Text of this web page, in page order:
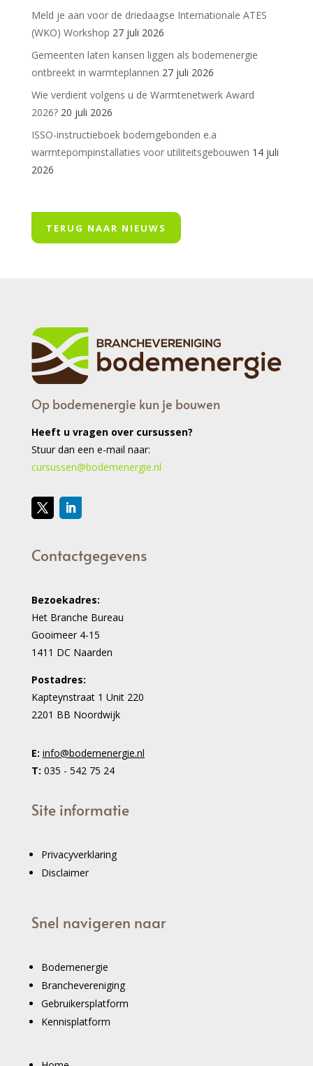
Meld je aan voor de driedaagse Internationale ATES
(WKO) Workshop 27 juli 2026
Gemeenten laten kansen liggen als bodemenergie
ontbreekt in warmteplannen 27 juli 2026
Wie verdient volgens u de Warmtenetwerk Award
2026? 20 juli 2026
ISSO-instructieboek bodemgebonden e.a
warmtepompinstallaties voor utiliteitsgebouwen 14 juli
2026
TERUG NAAR NIEUWS
Op bodemenergie kun je bouwen
Heeft u vragen over cursussen?
Stuur dan een e-mail naar:
cursussen@bodemenergie.nl
Contactgegevens
Bezoekadres:
Het Branche Bureau
Gooimeer 4-15
1411 DC Naarden
Postadres:
Kapteynstraat 1 Unit 220
2201 BB Noordwijk
E: info@bodemenergie.nl
T: 035 - 542 75 24
Site informatie
Privacyverklaring
Disclaimer
Snel navigeren naar
Bodemenergie
Branchevereniging
Gebruikersplatform
Kennisplatform